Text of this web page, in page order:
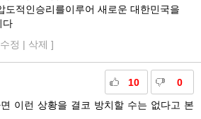
도적인승리를이루어 새로운 대한민국을
다
수정 | 삭제 ]
10 0
이런 상황을 결코 방치할 수는 없다고 본